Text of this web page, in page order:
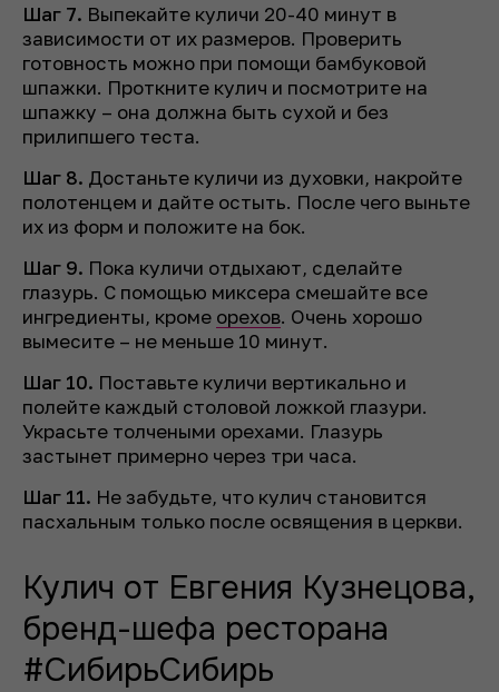
Шаг 7. Выпекайте куличи 20-40 минут в
зависимости от их размеров. Проверить
готовность можно при помощи бамбуковой
шпажки. Проткните кулич и посмотрите на
шпажку – она должна быть сухой и без
прилипшего теста.
Шаг 8. Достаньте куличи из духовки, накройте
полотенцем и дайте остыть. После чего выньте
их из форм и положите на бок.
Шаг 9. Пока куличи отдыхают, сделайте
глазурь. С помощью миксера смешайте все
ингредиенты, кроме орехов. Очень хорошо
вымесите – не меньше 10 минут.
Шаг 10. Поставьте куличи вертикально и
полейте каждый столовой ложкой глазури.
Украсьте толчеными орехами. Глазурь
застынет примерно через три часа.
Шаг 11. Не забудьте, что кулич становится
пасхальным только после освящения в церкви.
Кулич от Евгения Кузнецова,
бренд-шефа ресторана
#СибирьСибирь